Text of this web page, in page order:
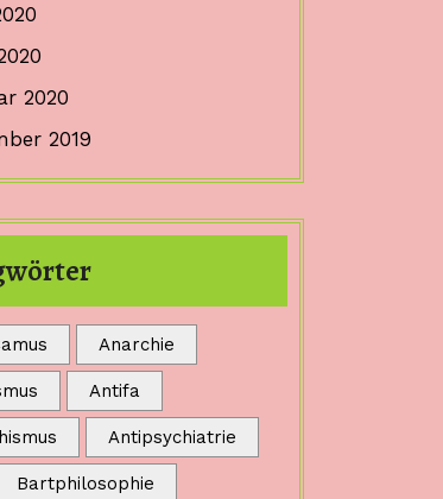
2020
2019
Anarchie
Antifa
Antipsychiatrie
Bartphilosophie